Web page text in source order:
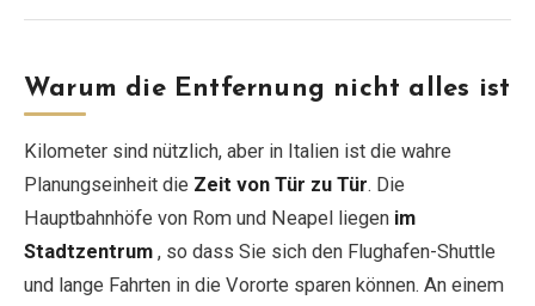
Warum die Entfernung nicht alles ist
Kilometer sind nützlich, aber in Italien ist die wahre
Planungseinheit die Zeit von Tür zu Tür. Die
Hauptbahnhöfe von Rom und Neapel liegen im
Stadtzentrum , so dass Sie sich den Flughafen-Shuttle
und lange Fahrten in die Vororte sparen können. An einem